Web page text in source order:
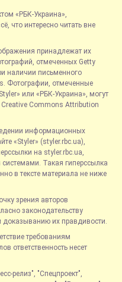
«РБК-Украина»,
что интересно читать вне
принадлежат их
отмеченных Getty
наличии письменного
Фотографии, отмеченные
или «РБК-Украина», могут
Creative Commons Attribution
информационных
«Styler» (styler.rbc.ua),
на styler.rbc.ua,
Такая гиперссылка
в тексте материала не ниже
зрения авторов
законодательству
их правдивости.
требованиям
ответственность несет
релиз", "Спецпроект",